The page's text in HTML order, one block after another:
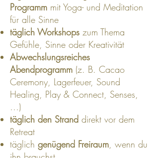
Programm mit Yoga- und Meditation
für alle Sinne
täglich Workshops zum Thema
Gefühle, Sinne oder Kreativität
Abwechslungsreiches
Abendprogramm (z. B. Cacao
Ceremony, Lagerfeuer, Sound
Healing, Play & Connect, Senses,
…)
täglich den Strand direkt vor dem
Retreat
täglich genügend Freiraum, wenn du